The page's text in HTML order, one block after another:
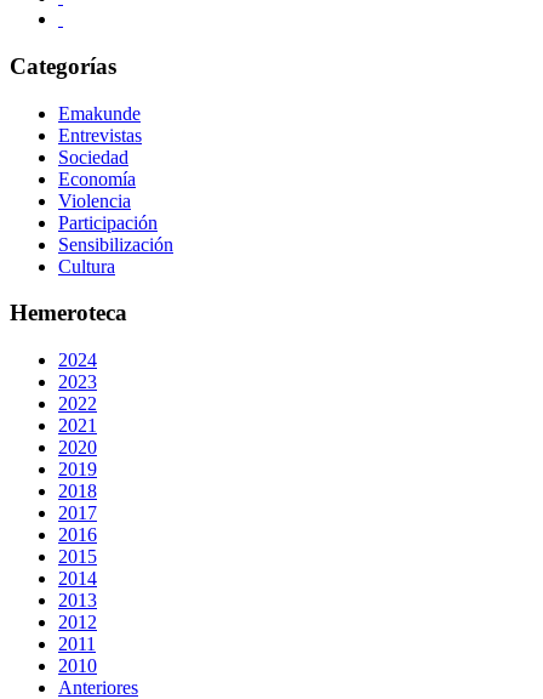
Categorías
Emakunde
Entrevistas
Sociedad
Economía
Violencia
Participación
Sensibilización
Cultura
Hemeroteca
2024
2023
2022
2021
2020
2019
2018
2017
2016
2015
2014
2013
2012
2011
2010
Anteriores